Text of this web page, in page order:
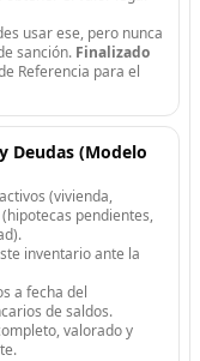
usar ese, pero nunca
sanción. Finalizado
Referencia para el
Deudas (Modelo
(vivienda,
pendientes,
inventario ante la
a fecha del
de saldos.
valorado y